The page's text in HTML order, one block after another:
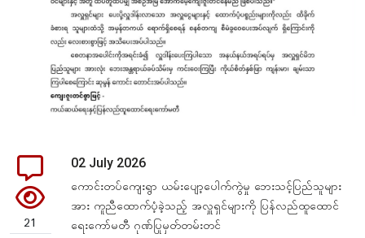
21
02 July 2026
ကောင်းတပ်ကျေးရွာ ယမ်းပျော့ပေါက်ကွဲမှု ဘေးသင့်ပြည်သူများ
အား ကူညီထောက်ပံ့ခဲ့သည့် အလှူရှင်များကို ပြန်လည်ထူထောင်
ရေးကော်မတီ ဂုဏ်ပြုမှတ်တမ်းတင်